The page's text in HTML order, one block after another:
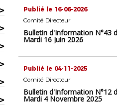
Publié le 16-06-2026
Comité Directeur
Bulletin d'Information N°43
Mardi 16 Juin 2026
Publié le 04-11-2025
Comité Directeur
Bulletin d'Information N°12
Mardi 4 Novembre 2025